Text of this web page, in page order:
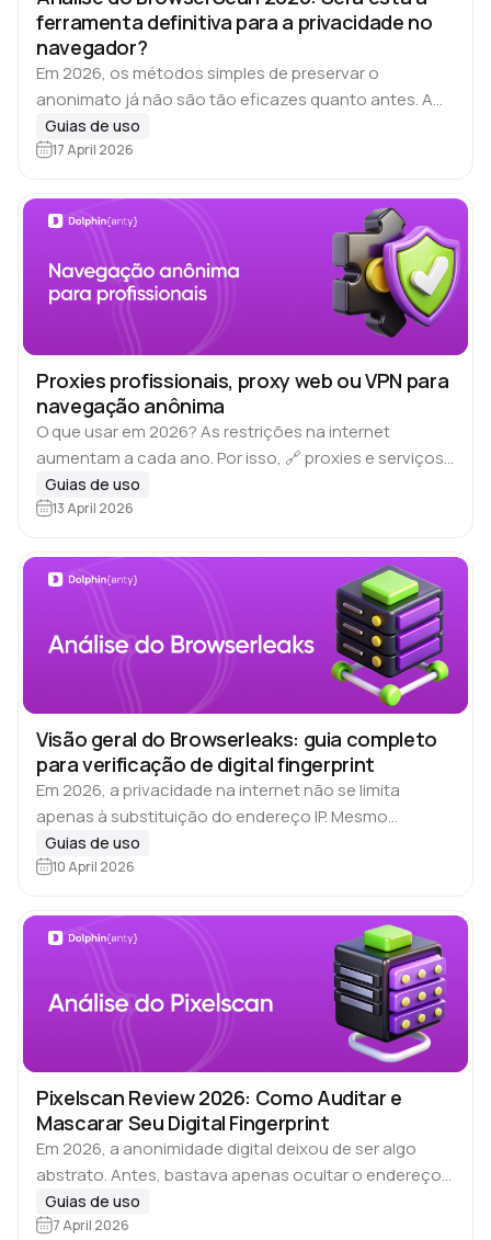
ferramenta definitiva para a privacidade no
navegador?
Em 2026, os métodos simples de preservar o
anonimato já não são tão eficazes quanto antes. A
simples substituição do endereço IP permitirá acessar
o recurso desejado, mas não protegerá…
Guias de uso
17 April 2026
Proxies profissionais, proxy web ou VPN para
navegação anônima
O que usar em 2026? As restrições na internet
aumentam a cada ano. Por isso, 🔗 proxies e serviços
de VPN estão se tornando cada vez mais populares.
Em primeiro…
Guias de uso
13 April 2026
Visão geral do Browserleaks: guia completo
para verificação de digital fingerprint
Em 2026, a privacidade na internet não se limita
apenas à substituição do endereço IP. Mesmo
utilizando VPN ou proxy, os sites conseguem 🔎
identificar o usuário por meio do…
Guias de uso
10 April 2026
Pixelscan Review 2026: Como Auditar e
Mascarar Seu Digital Fingerprint
Em 2026, a anonimidade digital deixou de ser algo
abstrato. Antes, bastava apenas ocultar o endereço
IP usando um proxy ou VPN. Mas hoje os sites 🔎
analisam dezenas de…
Guias de uso
7 April 2026